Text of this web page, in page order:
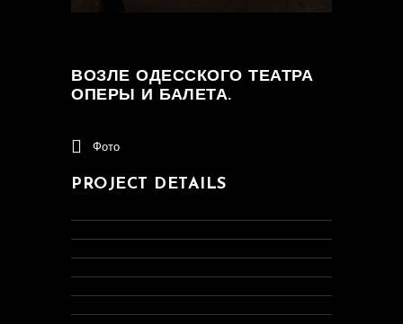
ВОЗЛЕ ОДЕССКОГО ТЕАТРА
ОПЕРЫ И БАЛЕТА.
Фото
PROJECT DETAILS